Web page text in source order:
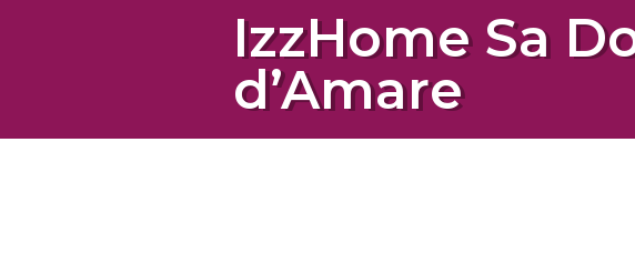
IzzHome Sa
d’Amare